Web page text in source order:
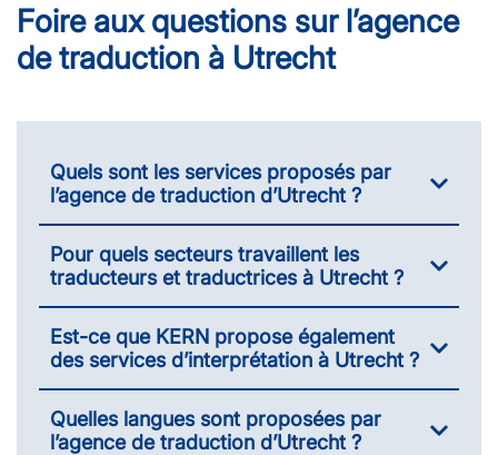
Foire aux questions sur l’agence
de traduction à Utrecht
Quels sont les services proposés par
l’agence de traduction d’Utrecht ?
Pour quels secteurs travaillent les
traducteurs et traductrices à Utrecht ?
Est-ce que KERN propose également
des services d’interprétation à Utrecht ?
Quelles langues sont proposées par
l’agence de traduction d’Utrecht ?